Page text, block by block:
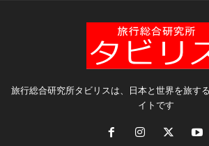
旅行総合研究所タビリスは、日本と世界を旅す
イトです